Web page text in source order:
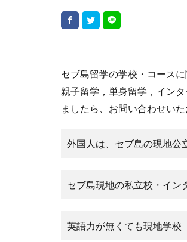
セブ島留学の学校・コース
親子留学，単身留学，イン
ましたら、お問い合わせい
外国人は、セブ島の現地公
セブ島現地の私立校・イン
英語力が無くても現地学校